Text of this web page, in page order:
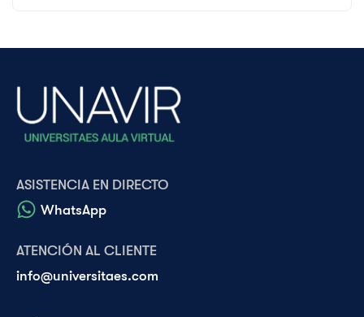
ASISTENCIA EN DIRECTO
WhatsApp
ATENCIÓN AL CLIENTE
info@universitaes.com